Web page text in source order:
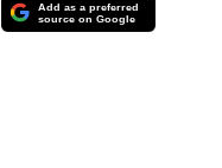
Add as a preferred
source on Google